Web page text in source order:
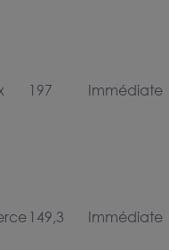
197 Immédiate
149,3 Immédiate